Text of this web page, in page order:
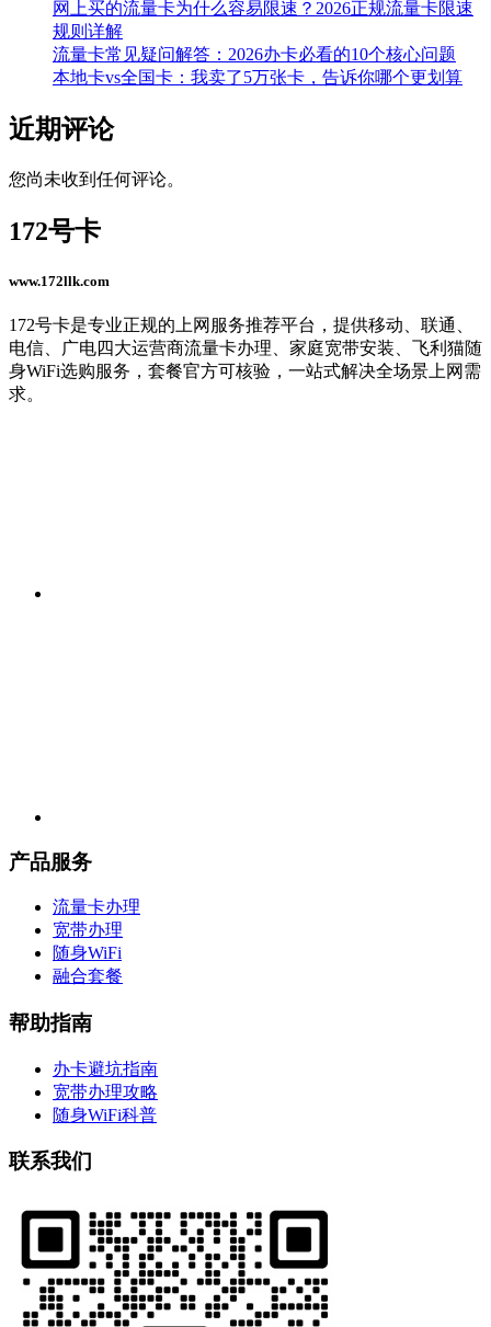
网上买的流量卡为什么容易限速？2026正规流量卡限速
规则详解
流量卡常见疑问解答：2026办卡必看的10个核心问题
本地卡vs全国卡：我卖了5万张卡，告诉你哪个更划算
近期评论
您尚未收到任何评论。
172号卡
www.172llk.com
172号卡是专业正规的上网服务推荐平台，提供移动、联通、
电信、广电四大运营商流量卡办理、家庭宽带安装、飞利猫随
身WiFi选购服务，套餐官方可核验，一站式解决全场景上网需
求。
产品服务
流量卡办理
宽带办理
随身WiFi
融合套餐
帮助指南
办卡避坑指南
宽带办理攻略
随身WiFi科普
联系我们